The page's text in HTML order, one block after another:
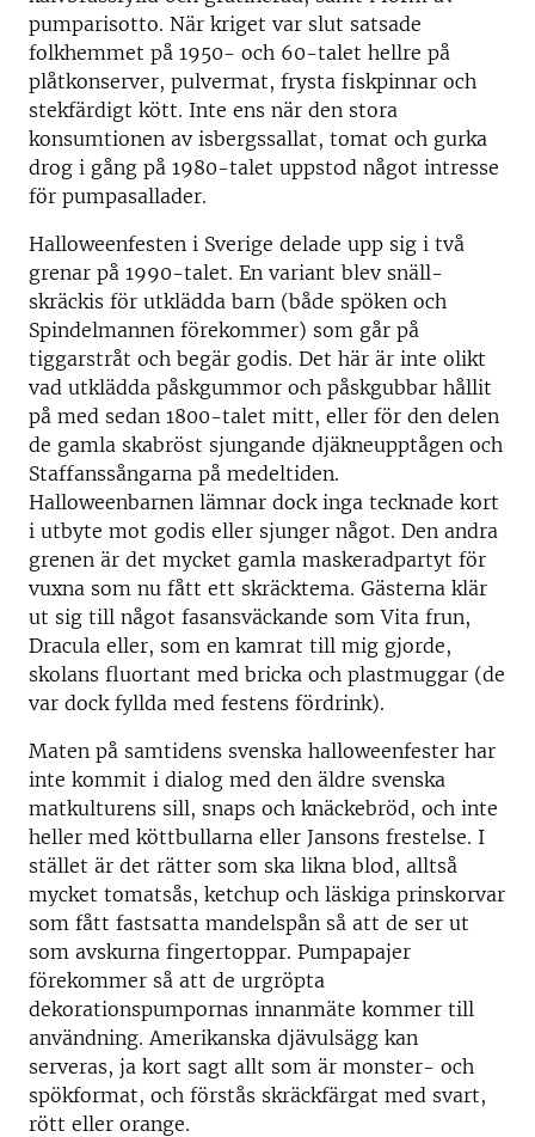
pumparisotto. När kriget var slut satsade
folkhemmet på 1950- och 60-talet hellre på
plåtkonserver, pulvermat, frysta fiskpinnar och
stekfärdigt kött. Inte ens när den stora
konsumtionen av isbergssallat, tomat och gurka
drog i gång på 1980-talet uppstod något intresse
för pumpasallader.
Halloweenfesten i Sverige delade upp sig i två
grenar på 1990-talet. En variant blev snäll-
skräckis för utklädda barn (både spöken och
Spindelmannen förekommer) som går på
tiggarstråt och begär godis. Det här är inte olikt
vad utklädda påskgummor och påskgubbar hållit
på med sedan 1800-talet mitt, eller för den delen
de gamla skabröst sjungande djäkneupptågen och
Staffanssångarna på medeltiden.
Halloweenbarnen lämnar dock inga tecknade kort
i utbyte mot godis eller sjunger något. Den andra
grenen är det mycket gamla maskeradpartyt för
vuxna som nu fått ett skräcktema. Gästerna klär
ut sig till något fasansväckande som Vita frun,
Dracula eller, som en kamrat till mig gjorde,
skolans fluortant med bricka och plastmuggar (de
var dock fyllda med festens fördrink).
Maten på samtidens svenska halloweenfester har
inte kommit i dialog med den äldre svenska
matkulturens sill, snaps och knäckebröd, och inte
heller med köttbullarna eller Jansons frestelse. I
stället är det rätter som ska likna blod, alltså
mycket tomatsås, ketchup och läskiga prinskorvar
som fått fastsatta mandelspån så att de ser ut
som avskurna fingertoppar. Pumpapajer
förekommer så att de urgröpta
dekorationspumpornas innanmäte kommer till
användning. Amerikanska djävulsägg kan
serveras, ja kort sagt allt som är monster- och
spökformat, och förstås skräckfärgat med svart,
rött eller orange.